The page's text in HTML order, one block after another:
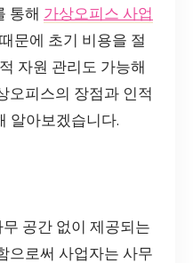
통해 가상오피스 사업
문에 초기 비용을 절
자원 관리도 가능해
오피스의 장점과 인적
알아보겠습니다.
공간 없이 제공되는
으로써 사업자는 사무